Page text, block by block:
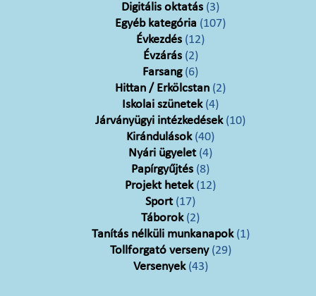
Digitális oktatás (3)
Egyéb kategória (107)
Évkezdés (12)
Évzárás(2)
Farsang(6)
Hittan / Erkölcstan (2)
Iskolai szünetek(4)
Járványügyi intézkedések(10)
Kirándulások(40)
Nyári ügyelet(4)
Papírgyűjtés (8)
Projekt hetek(12)
Sport(17)
Táborok(2)
Tanítás nélküli munkanapok(1)
Tollforgató verseny(29)
Versenyek(43)